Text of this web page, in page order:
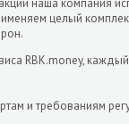
наша компания
целый
RBK.money,
и требованиям